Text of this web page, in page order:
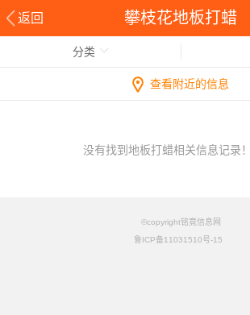
返回 攀枝花地板打蜡
分类
查看附近的信息
没有找到地板打蜡相关信息记录！
©copyright铭竟信息网
鲁ICP备11031510号-15